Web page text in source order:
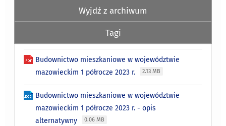
Wyjdź z archiwum
Tagi
Budownictwo mieszkaniowe w województwie
mazowieckim 1 półrocze 2023 r.
2.13 MB
Budownictwo mieszkaniowe w województwie
mazowieckim 1 półrocze 2023 r. - opis
alternatywny
0.06 MB